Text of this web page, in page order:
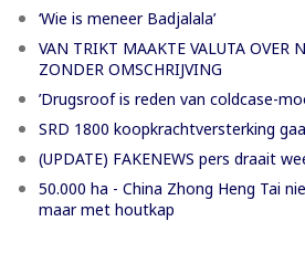
‘Wie is meneer Badjalala’
VAN TRIKT MAAKTE VALUTA OVER
ZONDER OMSCHRIJVING
’Drugsroof is reden van coldcase-
SRD 1800 koopkrachtversterking
(UPDATE) FAKENEWS pers draait
50.000 ha - China Zhong Heng Tai
maar met houtkap